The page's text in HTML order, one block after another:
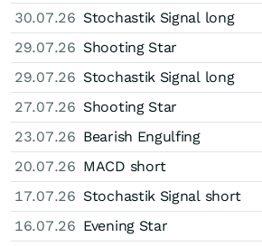
30.07.26 Stochastik Signal long
29.07.26 Shooting Star
29.07.26 Stochastik Signal long
27.07.26 Shooting Star
23.07.26 Bearish Engulfing
20.07.26 MACD short
17.07.26 Stochastik Signal short
16.07.26 Evening Star